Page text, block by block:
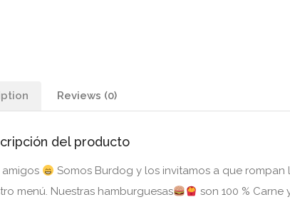
Reviews (0)
del producto
amigos Somos Burdog y los invitamos a que
menú. Nuestras hamburguesas
son 100 % Carne